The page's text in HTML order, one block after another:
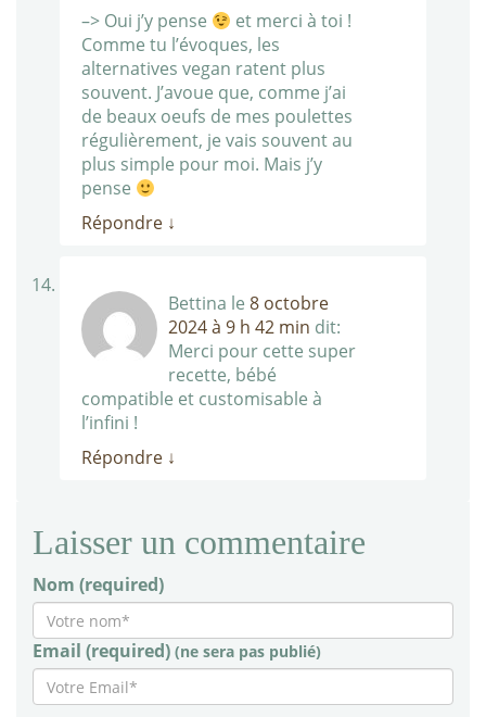
–> Oui j’y pense
et merci à toi !
Comme tu l’évoques, les
alternatives vegan ratent plus
souvent. J’avoue que, comme j’ai
de beaux oeufs de mes poulettes
régulièrement, je vais souvent au
plus simple pour moi. Mais j’y
pense
Répondre ↓
Bettina le 8 octobre
2024 à 9 h 42 min dit:
Merci pour cette super
recette, bébé
compatible et customisable à
l’infini !
Répondre ↓
Laisser un commentaire
Nom (required)
Email (required) (ne sera pas publié)